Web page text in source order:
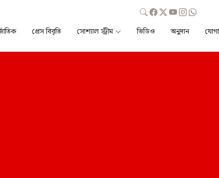
প্রেস বিবৃতি সোশ্যাল স্ট্রীম ভিডিও অনুদান